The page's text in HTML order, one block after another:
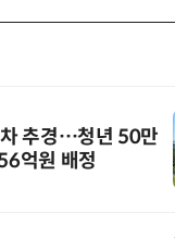
추경…청년 50만
억원 배정